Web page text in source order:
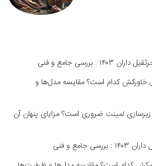
: بررسی جامع و فنی
خاورکش کدام است؟ مقایسه مدل‌ها و
لمینت ضروری است؟ مزایای پنهان آن
جامع و فنی